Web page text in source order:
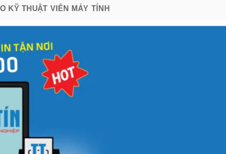
KỸ THUẬT VIÊN MÁY TÍNH